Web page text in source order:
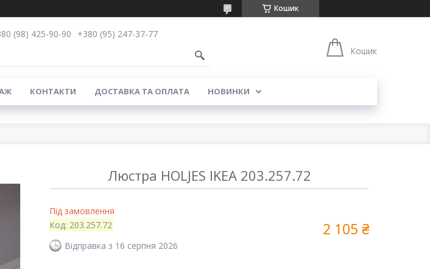
Кошик
(98) 425-90-90
+380 (95) 247-37-77
Кошик
КОНТАКТИ ДОСТАВКА ТА ОПЛАТА НОВИНКИ
Люстра HOLJES IKEA 203.257.72
Під замовлення
Код: 203.257.72
Відправка з 16 серпня 2026
2 105 ₴